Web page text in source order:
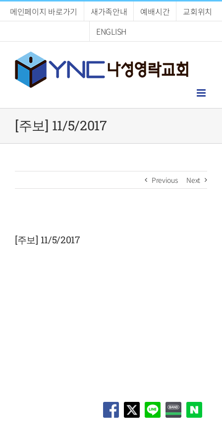
메인페이지 바로가기 새가족안내 예배시간
교회위치
ENGLISH
[주보] 11/5/2017
Previous Next
Larger
Image
[주보] 11/5/2017